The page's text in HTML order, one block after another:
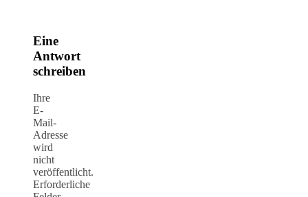
Eine
Antwort
schreiben
Ihre
E-
Mail-
Adresse
wird
nicht
veröffentlicht.
Erforderliche